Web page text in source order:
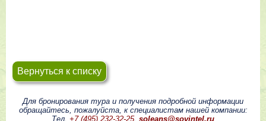
Вернуться к списку
Для бронирования тура и получения подробной информации
обращайтесь, пожалуйста, к специалистам нашей компании:
Тел. +7 (495) 232-32-25, soleans@sovintel.ru